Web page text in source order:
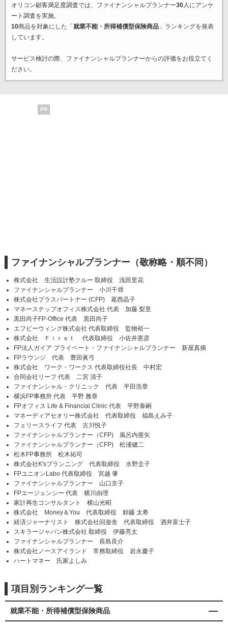
オリコン顧客満足度調査では、ファイナンシャルプランナー30人にアンケ
ート調査を実施。
10商品を対象にした「 就業不能・所得補償型保険商品」ランキングを発表
しています。
サービス検討の際、ファイナンシャルプランナーからの評価をお役立てく
ださい。
PR
ファイナンシャルプランナー（敬称略・順不同）
株式会社 生活設計塾クルー 取締役 浅田里花
ファイナンシャルプランナー 小川千尋
株式会社プラスパートナー (CFP) 葛西晶子
マネーステップオフィス株式会社 代表 加藤 梨里
黒田尚子FP-Office 代表 黒田尚子
エフピーウィング株式会社 代表取締役 監物裕一
株式会社 Ｆｉｒｓｔ 代表取締役 小佐井憲彦
FP法人ガイア プライベート・ファイナンシャルプランナー 新屋真摘
FPラウンジ 代表 豊田眞弓
株式会社 ワーク・ワークス 代表取締役社長 中村宏
合同会社リーフ 代表 二宮 清子
ファイナンシャル・クリニック 代表 平田浩章
横浜FP事務所 代表 平野 雅章
FPオフィス Life & Financial Clinic 代表 平野泰嗣
マネーディアセオリー株式会社 代表取締役 福島えみ子
フェリースライフ 代表 古川悦子
ファイナンシャルプランナー（CFP) 風呂内亜矢
ファイナンシャルプランナー（CFP) 松浦健二
松木FP事務所 松木祐司
株式会社K'sプランニング 代表取締役 水野圭子
FPユニオンLabo 代表取締役 宮越 肇
ファイナンシャルプランナー 山口京子
FPエージェンシー 代表 横川由理
家計再生コンサルタント 横山光昭
株式会社 Money＆You 代表取締役 頼藤 太希
経済ジャーナリスト 株式会社回遊舎 代表取締役 酒井富士子
スキラージャパン株式会社 取締役 伊藤亮太
ファイナンシャルプランナー 長島良介
株式会社ノースアイランド 常務取締役 岩永慶子
ハートマネー 氏家よしみ
項目別ランキング一覧
就業不能・所得補償型保険商品